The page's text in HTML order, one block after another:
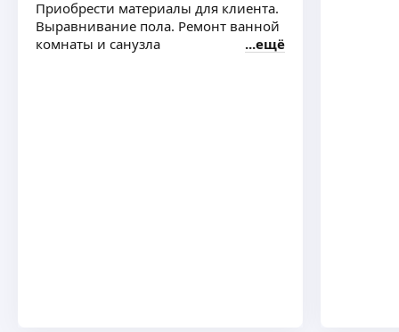
Приобрести материалы для клиента.
Выравнивание пола. Ремонт ванной
комнаты и санузла
ещё